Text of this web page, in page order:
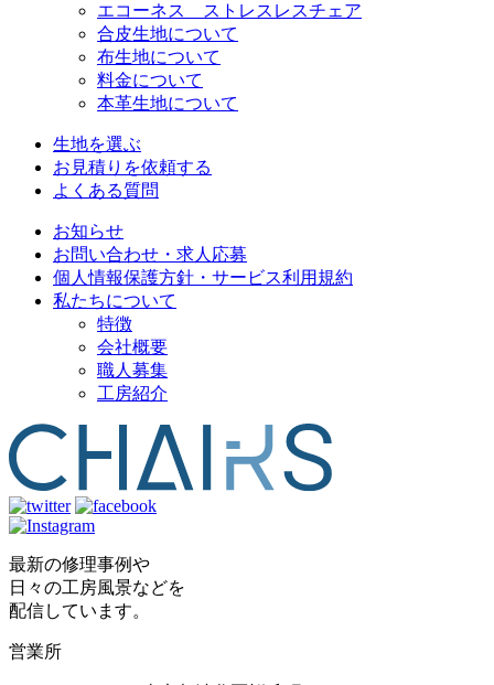
エコーネス ストレスレスチェア
合皮生地について
布生地について
料金について
本革生地について
生地を選ぶ
お見積りを依頼する
よくある質問
お知らせ
お問い合わせ・求人応募
個人情報保護方針・サービス利用規約
私たちについて
特徴
会社概要
職人募集
工房紹介
最新の修理事例や
日々の工房風景などを
配信しています。
営業所